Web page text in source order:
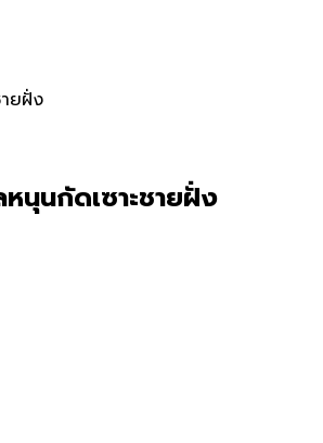
ยฝั่ง
นุนกัดเซาะชายฝั่ง